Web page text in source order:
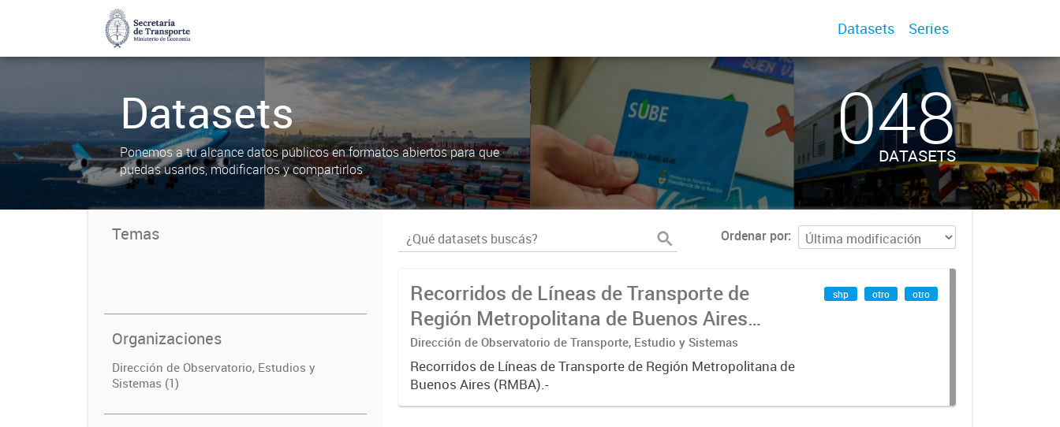
Datasets Series
Datasets
Ponemos a tu alcance datos públicos en formatos abiertos para que
puedas usarlos, modificarlos y compartirlos
048
DATASETS
Temas
Organizaciones
Dirección de Observatorio, Estudios y
Sistemas (1)
Ordenar por
Recorridos de Líneas de Transporte de
Región Metropolitana de Buenos Aires
(RMBA)
Dirección de Observatorio de Transporte, Estudio y Sistemas
Recorridos de Líneas de Transporte de Región Metropolitana de
Buenos Aires (RMBA).-
shp otro otro